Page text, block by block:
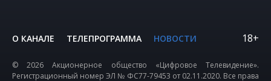
О КАНАЛЕ ТЕЛЕПРОГРАММА НОВОСТИ 18+
© 2026 Акционерное общество «Цифровое Телевидение».
Регистрационный номер ЭЛ № ФС77-79453 от 02.11.2020. Все права